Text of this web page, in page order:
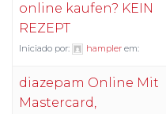
online kaufen? KEIN
REZEPT
Iniciado por: hampler em:
diazepam Online Mit
Mastercard,